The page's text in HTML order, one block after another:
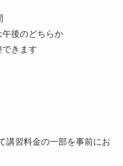
後のどちらか
きます
講習料金の一部を事前にお